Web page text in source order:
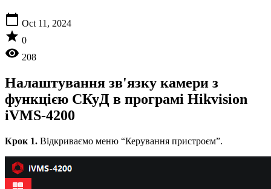
calendar_today Oct 11, 2024
star 0
visibility 208
Налаштування зв'язку камери з
функцією СКуД в програмі Hikvision
iVMS-4200
Крок 1. Відкриваємо меню “Керування пристроєм”.